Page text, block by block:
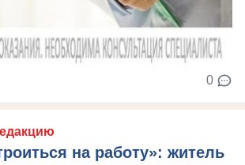
0
на работу»: житель